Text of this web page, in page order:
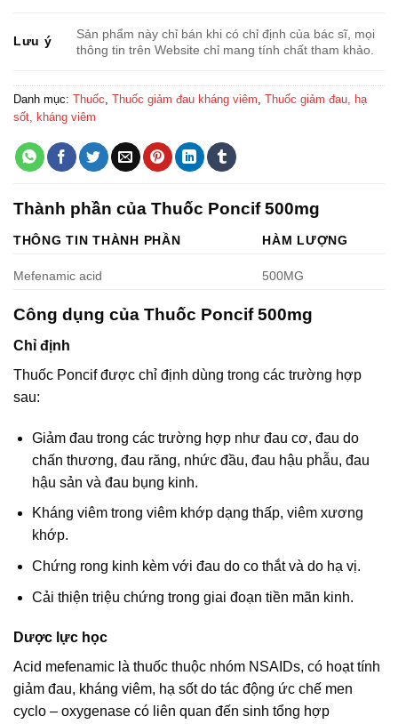
Lưu ý
Sản phẩm này chỉ bán khi có chỉ định của bác sĩ, mọi
thông tin trên Website chỉ mang tính chất tham khảo.
Danh mục: Thuốc Thuốc giảm đau kháng viêm Thuốc giảm đau, hạ
sốt, kháng viêm
Thành phần của Thuốc Poncif 500mg
THÔNG TIN THÀNH PHẦN HÀM LƯỢNG
Mefenamic acid 500MG
Công dụng của Thuốc Poncif 500mg
Chỉ định
Thuốc Poncif được chỉ định dùng trong các trường hợp
sau:
Giảm đau trong các trường hợp như đau cơ, đau do
chấn thương, đau răng, nhức đầu, đau hậu phẫu, đau
hậu sản và đau bụng kinh.
Kháng viêm trong viêm khớp dạng thấp, viêm xương
khớp.
Chứng rong kinh kèm với đau do co thắt và do hạ vị.
Cải thiện triệu chứng trong giai đoạn tiền mãn kinh.
Dược lực học
Acid mefenamic là thuốc thuộc nhóm NSAIDs, có hoạt tính
giảm đau, kháng viêm, hạ sốt do tác động ức chế men
cyclo – oxygenase có liên quan đến sinh tổng hợp